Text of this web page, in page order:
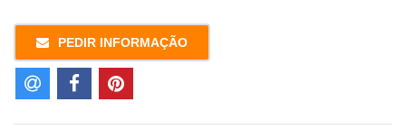
PEDIR INFORMAÇÃO